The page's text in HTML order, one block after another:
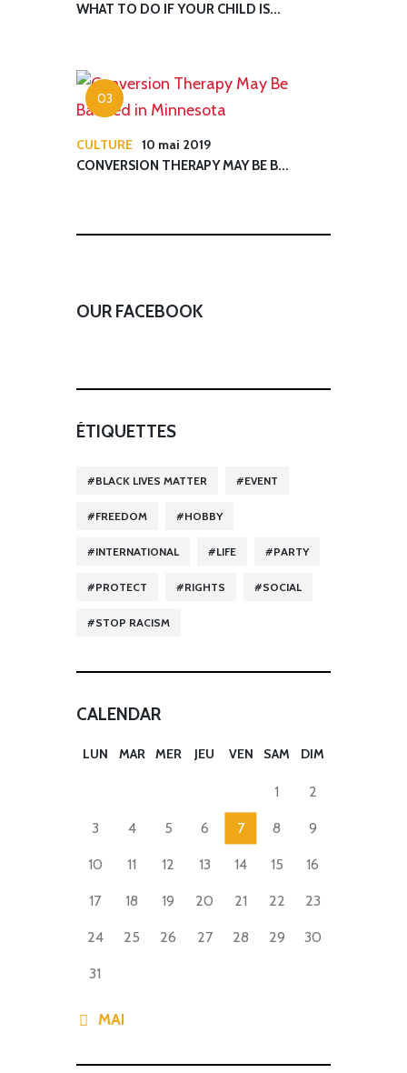
WHAT TO DO IF YOUR CHILD IS...
CULTURE 10 mai 2019
CONVERSION THERAPY MAY BE B...
OUR FACEBOOK
ÉTIQUETTES
BLACK LIVES MATTER EVENT
FREEDOM HOBBY
INTERNATIONAL LIFE PARTY
PROTECT RIGHTS SOCIAL
STOP RACISM
CALENDAR
LUN MAR MER JEU VEN SAM DIM
1 2
3 4 5 6 7 8 9
10 11 12 13 14 15 16
17 18 19 20 21 22 23
24 25 26 27 28 29 30
31
« MAI